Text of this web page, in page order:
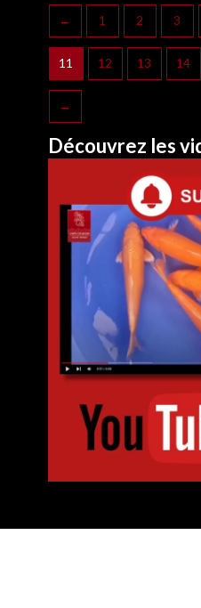
← 1 2 3
11 12 13 14
→
Découvrez les